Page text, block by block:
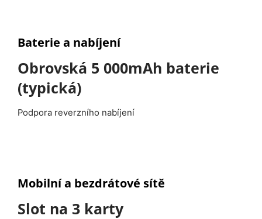
Baterie a nabíjení
Obrovská 5 000mAh baterie
(typická)
Podpora reverzního nabíjení
Mobilní a bezdrátové sítě
Slot na 3 karty